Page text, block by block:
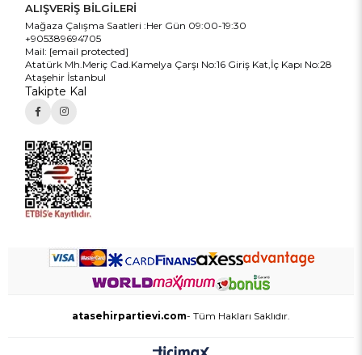
ALIŞVERİŞ BİLGİLERİ
Mağaza Çalışma Saatleri :Her Gün 09:00-19:30
+905389694705
Mail: [email protected]
Atatürk Mh.Meriç Cad.Kamelya Çarşı No:16 Giriş Kat,İç Kapı No:28
Ataşehir İstanbul
Takipte Kal
atasehirpartievi.com- Tüm Hakları Saklıdır.